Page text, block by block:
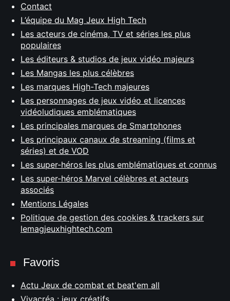
Contact
L’équipe du Mag Jeux High Tech
Les acteurs de cinéma, TV et séries les plus
populaires
Les éditeurs & studios de jeux vidéo majeurs
Les Mangas les plus célèbres
Les marques High-Tech majeures
Les personnages de jeux vidéo et licences
vidéoludiques emblématiques
Les principales marques de Smartphones
Les principaux canaux de streaming (films et
séries) et de VOD
Les super-héros les plus emblématiques et connus
Les super-héros Marvel célèbres et acteurs
associés
Mentions Légales
Politique de gestion des cookies & trackers sur
lemagjeuxhightech.com
Favoris
Actu Jeux de combat et beat'em all
Vivacréa : jeux créatifs